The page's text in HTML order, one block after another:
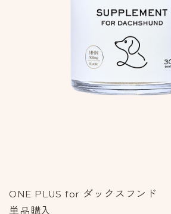
ONE PLUS for ダックスフンド
単品購入